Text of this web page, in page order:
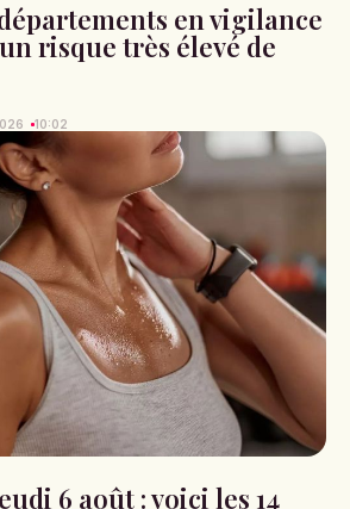
en vigilance
risque très élevé de
10:02
6 août : voici les 14